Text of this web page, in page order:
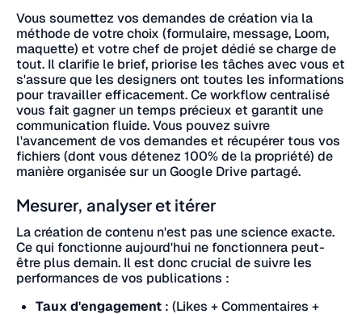
Vous soumettez vos demandes de création via la
méthode de votre choix (formulaire, message, Loom,
maquette) et votre chef de projet dédié se charge de
tout. Il clarifie le brief, priorise les tâches avec vous et
s'assure que les designers ont toutes les informations
pour travailler efficacement. Ce workflow centralisé
vous fait gagner un temps précieux et garantit une
communication fluide. Vous pouvez suivre
l'avancement de vos demandes et récupérer tous vos
fichiers (dont vous détenez 100% de la propriété) de
manière organisée sur un Google Drive partagé.
Mesurer, analyser et itérer
La création de contenu n'est pas une science exacte.
Ce qui fonctionne aujourd'hui ne fonctionnera peut-
être plus demain. Il est donc crucial de suivre les
performances de vos publications :
Taux d'engagement : (Likes + Commentaires +